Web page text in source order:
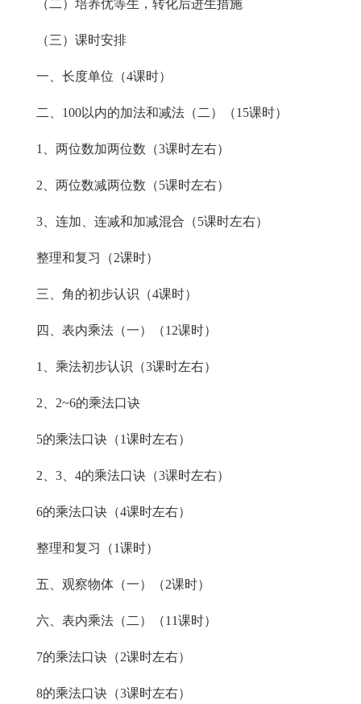
（二）培养优等生，转化后进生措施
（三）课时安排
一、长度单位（4课时）
二、100以内的加法和减法（二）（15课时）
1、两位数加两位数（3课时左右）
2、两位数减两位数（5课时左右）
3、连加、连减和加减混合（5课时左右）
整理和复习（2课时）
三、角的初步认识（4课时）
四、表内乘法（一）（12课时）
1、乘法初步认识（3课时左右）
2、2~6的乘法口诀
5的乘法口诀（1课时左右）
2、3、4的乘法口诀（3课时左右）
6的乘法口诀（4课时左右）
整理和复习（1课时）
五、观察物体（一）（2课时）
六、表内乘法（二）（11课时）
7的乘法口诀（2课时左右）
8的乘法口诀（3课时左右）